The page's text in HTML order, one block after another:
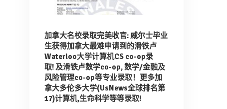
加拿大名校录取完美收官: 威尔士毕业
生获得加拿大最难申请到的滑铁卢
Waterloo大学计算机CS co-op录
取! 及滑铁卢数学co-op, 数学/金融及
风险管理co-op等专业录取！ 更多加
拿大多伦多大学(UsNews全球排名第
17)计算机,生命科学等等录取!